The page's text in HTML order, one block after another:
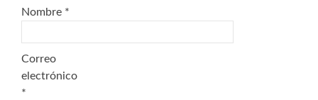
Nombre *
Correo
electrónico
*